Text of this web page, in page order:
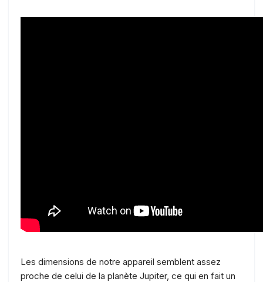
Les dimensions de notre appareil semblent assez
proche de celui de la planète Jupiter, ce qui en fait un